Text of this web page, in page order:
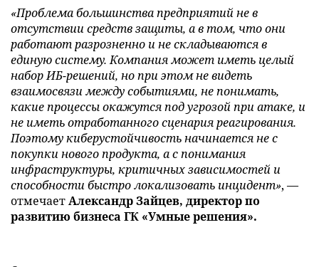
«Проблема большинства предприятий не в
отсутствии средств защиты, а в том, что они
работают разрозненно и не складываются в
единую систему. Компания может иметь целый
набор ИБ-решений, но при этом не видеть
взаимосвязи между событиями, не понимать,
какие процессы окажутся под угрозой при атаке, и
не иметь отработанного сценария реагирования.
Поэтому киберустойчивость начинается не с
покупки нового продукта, а с понимания
инфраструктуры, критичных зависимостей и
способности быстро локализовать инцидент», —
отмечаетАлександр Зайцев, директор по
развитию бизнеса ГК «Умные решения».